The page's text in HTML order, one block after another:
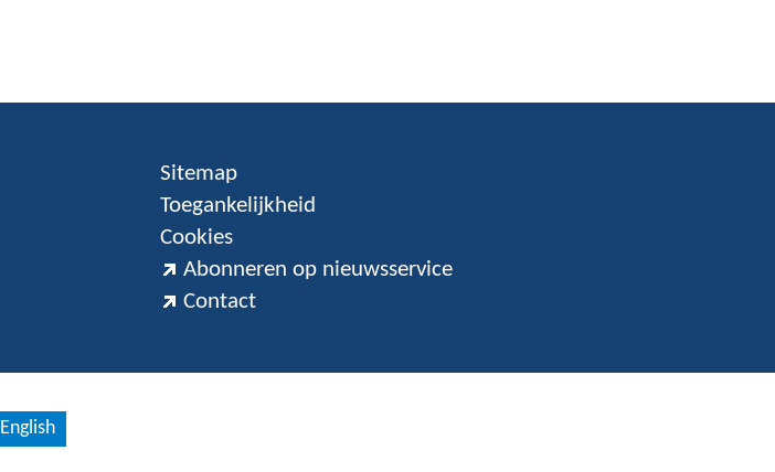
Sitemap
Toegankelijkheid
Cookies
Abonneren op nieuwsservice
Contact
English